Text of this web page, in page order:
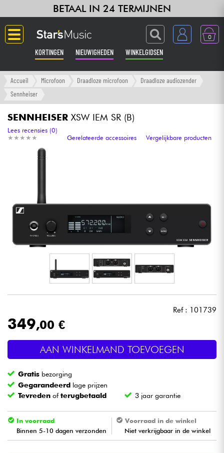
BETAAL IN 24 TERMIJNEN
0
KORTINGEN NIEUWIGHEDEN WINKELGIDSEN
Langue
Versterker & Effecten
Toetsenbord & Piano
Home-studio
Hoofdtelefoon
Microfoon
Licht
Blaasinstrument
Viool & Quatuor
Accueil Microfoon Draadloze microfoon
Draadloze audiozender
Sennheiser
SENNHEISER XSW IEM SR (B)
★ ★ ★ ★ ★
★ ★ ★ ★ ★
Lees recensies (0)
Gerelateerde accessoires
Vergelijkbare producten
Ref : 101739
349,00 €
AAN WINKELMAND TOEVOEGEN
Gratis bezorging
Gegarandeerd lage prijzen
Tevreden ofterugbetaald 3 jaar garantie
In voorraad
Binnen 5-10 dagen verzonden
Voorraad in de winkel
Niet verkrijgbaar in de winkel